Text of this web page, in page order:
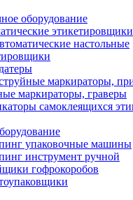
оборудование
этикетировщики
настольные
маркираторы,
маркираторы, граверы
самоклеящихся
упаковочные машины
инструмент ручной
гофрокоробов